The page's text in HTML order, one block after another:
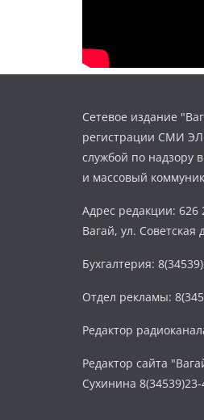
Сетевое издание
регистрации СМИ
службой по надзору
и массовый
Адрес редакции: 626
Вагай, ул. Советская
Бухгалтерия:
Отдел рекламы:
Редактор
Редактор сайта
Сухинина 8(34539)23-